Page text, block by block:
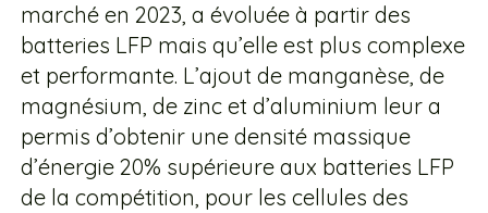
marché en 2023, a évoluée à partir des
batteries LFP mais qu’elle est plus complexe
et performante. L’ajout de manganèse, de
magnésium, de zinc et d’aluminium leur a
permis d’obtenir une densité massique
d’énergie 20% supérieure aux batteries LFP
de la compétition, pour les cellules des